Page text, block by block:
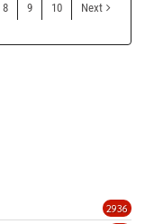
8 9 10
Next
2936